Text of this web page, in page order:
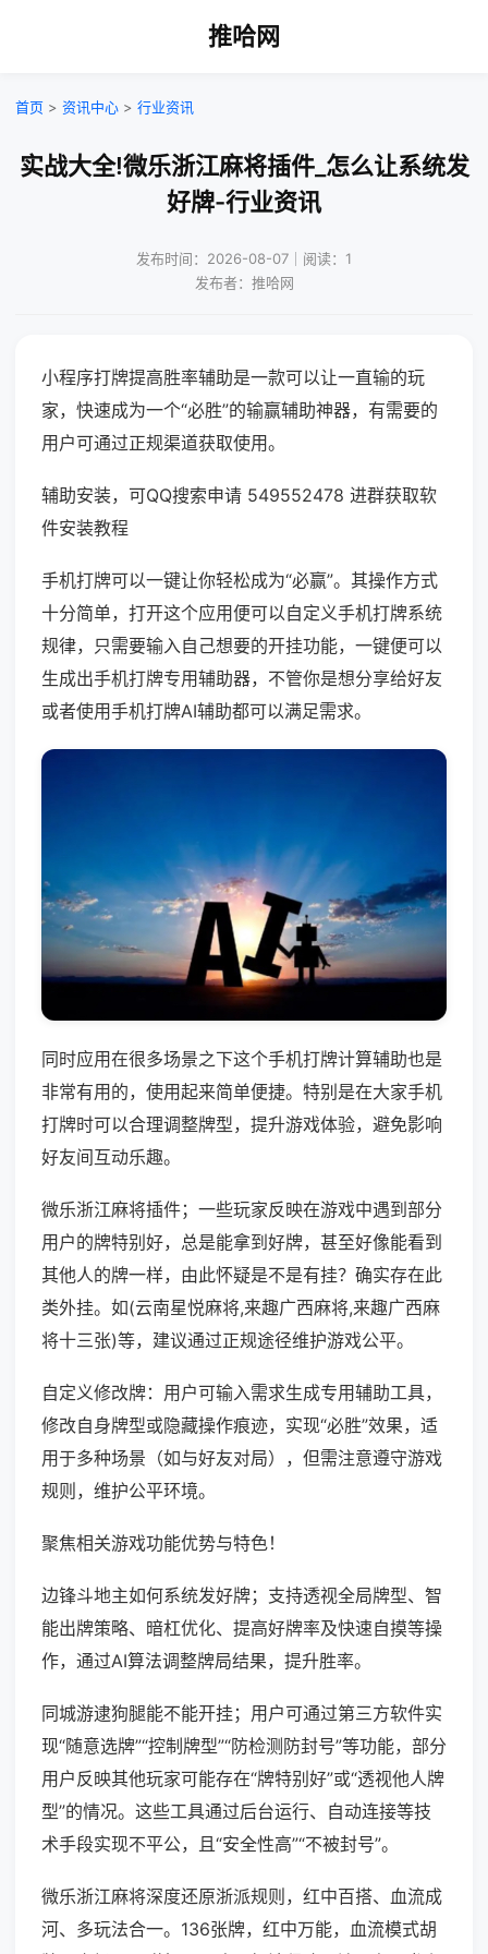
推哈网
首页 > 资讯中心 > 行业资讯
实战大全!微乐浙江麻将插件_怎么让系统发
好牌-行业资讯
发布时间：2026-08-07｜阅读：1
发布者：推哈网
小程序打牌提高胜率辅助是一款可以让一直输的玩
家，快速成为一个“必胜”的输赢辅助神器，有需要的
用户可通过正规渠道获取使用。
辅助安装，可QQ搜索申请 549552478 进群获取软
件安装教程
手机打牌可以一键让你轻松成为“必赢”。其操作方式
十分简单，打开这个应用便可以自定义手机打牌系统
规律，只需要输入自己想要的开挂功能，一键便可以
生成出手机打牌专用辅助器，不管你是想分享给好友
或者使用手机打牌AI辅助都可以满足需求。
同时应用在很多场景之下这个手机打牌计算辅助也是
非常有用的，使用起来简单便捷。特别是在大家手机
打牌时可以合理调整牌型，提升游戏体验，避免影响
好友间互动乐趣。
微乐浙江麻将插件；一些玩家反映在游戏中遇到部分
用户的牌特别好，总是能拿到好牌，甚至好像能看到
其他人的牌一样，由此怀疑是不是有挂？确实存在此
类外挂。如(云南星悦麻将,来趣广西麻将,来趣广西麻
将十三张)等，建议通过正规途径维护游戏公平。
自定义修改牌：用户可输入需求生成专用辅助工具，
修改自身牌型或隐藏操作痕迹，实现“必胜”效果，适
用于多种场景（如与好友对局），但需注意遵守游戏
规则，维护公平环境。
聚焦相关游戏功能优势与特色！
边锋斗地主如何系统发好牌；支持透视全局牌型、智
能出牌策略、暗杠优化、提高好牌率及快速自摸等操
作，通过AI算法调整牌局结果，提升胜率。
同城游逮狗腿能不能开挂；用户可通过第三方软件实
现“随意选牌”“控制牌型”“防检测防封号”等功能，部分
用户反映其他玩家可能存在“牌特别好”或“透视他人牌
型”的情况。这些工具通过后台运行、自动连接等技
术手段实现不平公，且“安全性高”“不被封号”。
微乐浙江麻将深度还原浙派规则，红中百搭、血流成
河、多玩法合一。136张牌，红中万能，血流模式胡